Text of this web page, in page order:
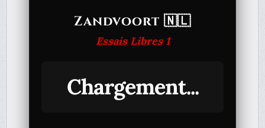
Zandvoort 🇳🇱
Essais Libres 1
Chargement...